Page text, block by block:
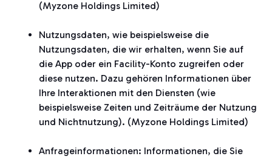
(Myzone Holdings Limited)
Nutzungsdaten, wie beispielsweise die
Nutzungsdaten, die wir erhalten, wenn Sie auf
die App oder ein Facility-Konto zugreifen oder
diese nutzen. Dazu gehören Informationen über
Ihre Interaktionen mit den Diensten (wie
beispielsweise Zeiten und Zeiträume der Nutzung
und Nichtnutzung). (Myzone Holdings Limited)
Anfrageinformationen: Informationen, die Sie